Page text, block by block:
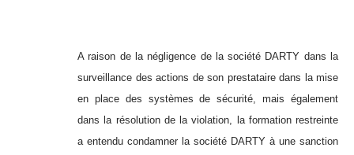
A raison de la négligence de la société DARTY dans la
surveillance des actions de son prestataire dans la mise
en place des systèmes de sécurité, mais également
dans la résolution de la violation, la formation restreinte
a entendu condamner la société DARTY à une sanction